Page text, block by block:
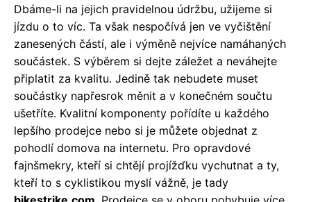
Dbáme-li na jejich pravidelnou údržbu, užijeme si
jízdu o to víc. Ta však nespočívá jen ve vyčištění
zanesených částí, ale i výměně nejvíce namáhaných
součástek. S výběrem si dejte záležet a neváhejte
připlatit za kvalitu. Jedině tak nebudete muset
součástky napřesrok měnit a v konečném součtu
ušetříte. Kvalitní komponenty pořídíte u každého
lepšího prodejce nebo si je můžete objednat z
pohodlí domova na internetu. Pro opravdové
fajnšmekry, kteří si chtějí projížďku vychutnat a ty,
kteří to s cyklistikou myslí vážně, je tady